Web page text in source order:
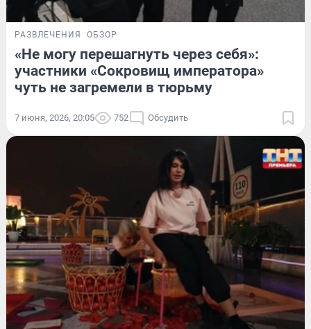
РАЗВЛЕЧЕНИЯ ОБЗОР
«Не могу перешагнуть через себя»:
участники «Сокровищ императора»
чуть не загремели в тюрьму
7 июня, 2026, 20:05 752 Обсудить